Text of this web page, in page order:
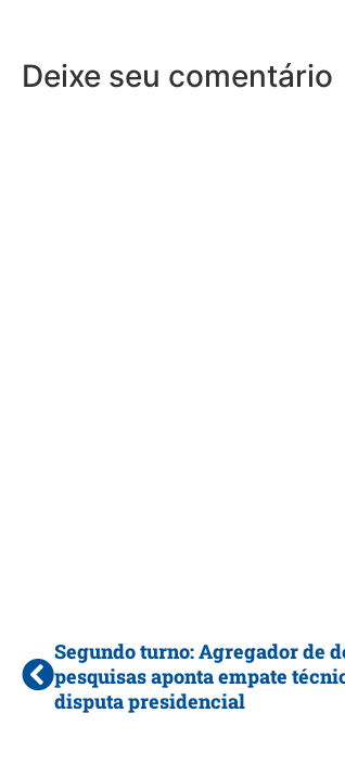
Deixe seu comentário
Segundo turno: Agregador de
pesquisas aponta empate
disputa presidencial